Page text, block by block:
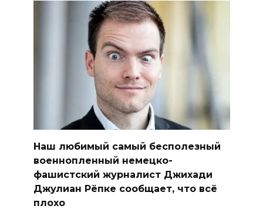
Наш любимый самый бесполезный
военнопленный немецко-
фашистский журналист Джихади
Джулиан Рёпке сообщает, что всё
плохо